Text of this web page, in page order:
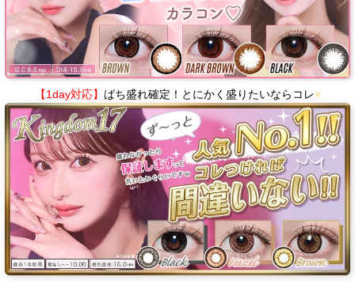
【1day対応】 ばち盛れ確定！とにかく盛りたいならコレ♥